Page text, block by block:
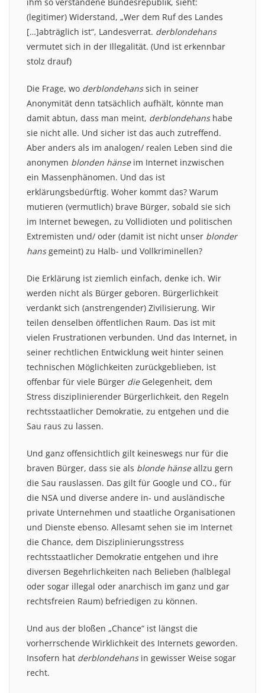
(legitimer) Widerstand, „Wer dem Ruf des Landes
[…]abträglich ist“, Landesverrat. derblondehans
vermutet sich in der Illegalität. (Und ist erkennbar
stolz drauf)
Die Frage, wo derblondehanssich in seiner
Anonymität denn tatsächlich aufhält, könnte man
damit abtun, dass man meint, derblondehanshabe
sie nicht alle. Und sicher ist das auch zutreffend.
Aber anders als im analogen/ realen Leben sind die
anonymen blonden hänseim Internet inzwischen
ein Massenphänomen. Und das ist
erklärungsbedürftig. Woher kommt das? Warum
mutieren (vermutlich) brave Bürger, sobald sie sich
im Internet bewegen, zu Vollidioten und politischen
Extremisten und/ oder (damit ist nicht unser blonder
hansgemeint) zu Halb- und Vollkriminellen?
Die Erklärung ist ziemlich einfach, denke ich. Wir
werden nicht als Bürger geboren. Bürgerlichkeit
verdankt sich (anstrengender) Zivilisierung. Wir
teilen denselben öffentlichen Raum. Das ist mit
vielen Frustrationen verbunden. Und das Internet, in
seiner rechtlichen Entwicklung weit hinter seinen
technischen Möglichkeiten zurückgeblieben, ist
offenbar für viele Bürger dieGelegenheit, dem
Stress disziplinierender Bürgerlichkeit, den Regeln
rechtsstaatlicher Demokratie, zu entgehen und die
Sau raus zu lassen.
Und ganz offensichtlich gilt keineswegs nur für die
braven Bürger, dass sie als blonde hänseallzu gern
die Sau rauslassen. Das gilt für Google und CO., für
die NSA und diverse andere in- und ausländische
private Unternehmen und staatliche Organisationen
und Dienste ebenso. Allesamt sehen sie im Internet
die Chance, dem Disziplinierungsstress
rechtsstaatlicher Demokratie entgehen und ihre
diversen Begehrlichkeiten nach Belieben (halblegal
oder sogar illegal oder anarchisch im ganz und gar
rechtsfreien Raum) befriedigen zu können.
Und aus der bloßen „Chance“ ist längst die
vorherrschende Wirklichkeit des Internets geworden.
Insofern hat derblondehansin gewisser Weise sogar
recht.